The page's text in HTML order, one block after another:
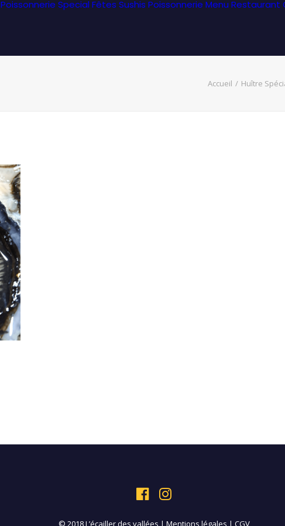
Poissonnerie Special Fêtes Sushis Poissonnerie Menu Restaurant
Accueil Huître
© 2018 L’écailler des vallées | Mentions légales | CGV